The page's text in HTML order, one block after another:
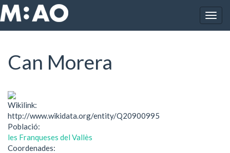
Vés al contingut
Inici Can Morera
Can Morera
Wikilink:
http://www.wikidata.org/entity/Q20900995
Població:
les Franqueses del Vallès
Coordenades: